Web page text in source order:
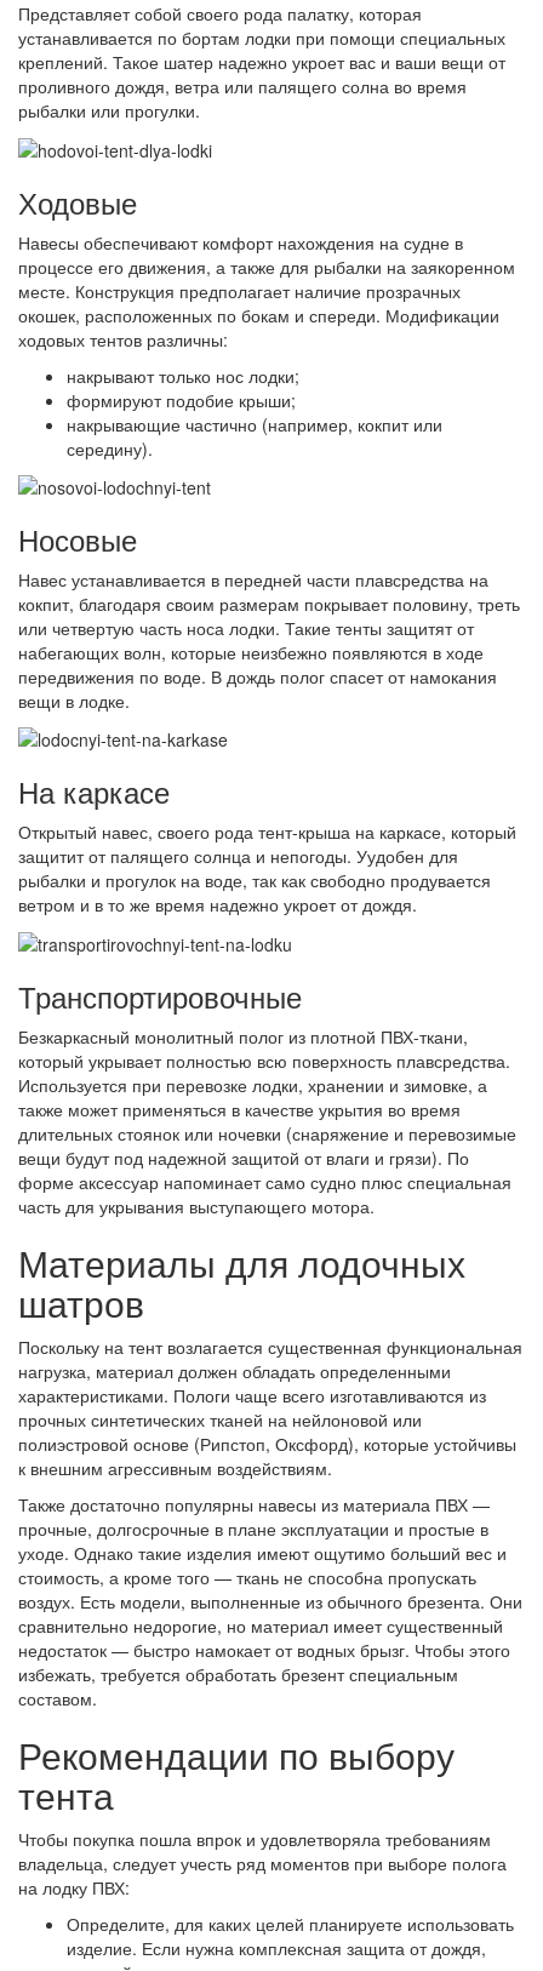
Представляет собой своего рода палатку, которая
устанавливается по бортам лодки при помощи специальных
креплений. Такое шатер надежно укроет вас и ваши вещи от
проливного дождя, ветра или палящего солна во время
рыбалки или прогулки.
Ходовые
Навесы обеспечивают комфорт нахождения на судне в
процессе его движения, а также для рыбалки на заякоренном
месте. Конструкция предполагает наличие прозрачных
окошек, расположенных по бокам и спереди. Модификации
ходовых тентов различны:
накрывают только нос лодки;
формируют подобие крыши;
накрывающие частично (например, кокпит или
середину).
Носовые
Навес устанавливается в передней части плавсредства на
кокпит, благодаря своим размерам покрывает половину, треть
или четвертую часть носа лодки. Такие тенты защитят от
набегающих волн, которые неизбежно появляются в ходе
передвижения по воде. В дождь полог спасет от намокания
вещи в лодке.
На каркасе
Открытый навес, своего рода тент-крыша на каркасе, который
защитит от палящего солнца и непогоды. Уудобен для
рыбалки и прогулок на воде, так как свободно продувается
ветром и в то же время надежно укроет от дождя.
Транспортировочные
Безкаркасный монолитный полог из плотной ПВХ-ткани,
который укрывает полностью всю поверхность плавсредства.
Используется при перевозке лодки, хранении и зимовке, а
также может применяться в качестве укрытия во время
длительных стоянок или ночевки (снаряжение и перевозимые
вещи будут под надежной защитой от влаги и грязи). По
форме аксессуар напоминает само судно плюс специальная
часть для укрывания выступающего мотора.
Материалы для лодочных
шатров
Поскольку на тент возлагается существенная функциональная
нагрузка, материал должен обладать определенными
характеристиками. Пологи чаще всего изготавливаются из
прочных синтетических тканей на нейлоновой или
полиэстровой основе (Рипстоп, Оксфорд), которые устойчивы
к внешним агрессивным воздействиям.
Также достаточно популярны навесы из материала ПВХ —
прочные, долгосрочные в плане эксплуатации и простые в
уходе. Однако такие изделия имеют ощутимо больший вес и
стоимость, а кроме того — ткань не способна пропускать
воздух. Есть модели, выполненные из обычного брезента. Они
сравнительно недорогие, но материал имеет существенный
недостаток — быстро намокает от водных брызг. Чтобы этого
избежать, требуется обработать брезент специальным
составом.
Рекомендации по выбору
тента
Чтобы покупка пошла впрок и удовлетворяла требованиям
владельца, следует учесть ряд моментов при выборе полога
на лодку ПВХ:
Определите, для каких целей планируете использовать
изделие. Если нужна комплексная защита от дождя,